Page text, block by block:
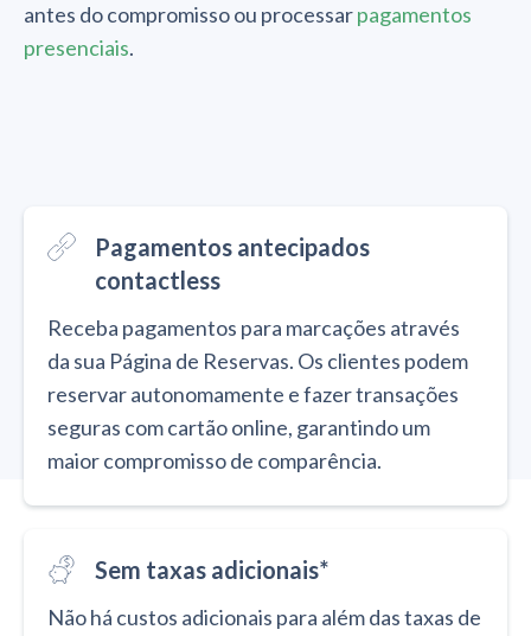
antes do compromisso ou processarpagamentos
presenciais.
Pagamentos antecipados
contactless
Receba pagamentos para marcações através
da sua Página de Reservas. Os clientes podem
reservar autonomamente e fazer transações
seguras com cartão online, garantindo um
maior compromisso de comparência.
Sem taxas adicionais*
Não há custos adicionais para além das taxas de